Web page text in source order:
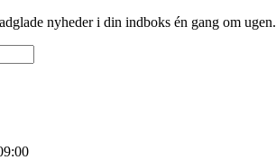
nyheder i din indboks én gang om ugen.